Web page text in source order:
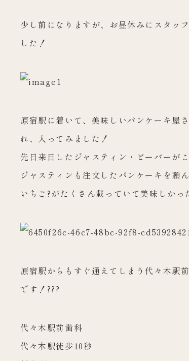
少し前になりますが、お昼休みにスタッ
した！
原宿駅に着いて、美味しいパンケーキ屋
れ、入ってみました！
先日来日したジャスティン・ビーバーが
ジャスティンも注文したパンケーキを頼
いちご?がたくさん載っていて美味しか
原宿駅からもすぐ通えてしまう代々木駅
です！???
代々木駅前歯科
代々木駅徒歩10秒